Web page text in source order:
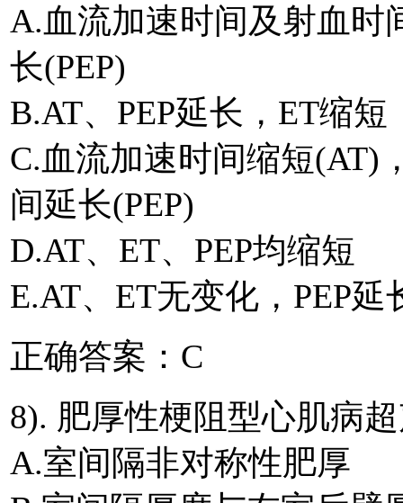
A.血流加速时间及射血时
长(PEP)
B.AT、PEP延长，ET缩短
C.血流加速时间缩短(AT)
间延长(PEP)
D.AT、ET、PEP均缩短
E.AT、ET无变化，PEP延
正确答案：C
8). 肥厚性梗阻型心肌病
A.室间隔非对称性肥厚